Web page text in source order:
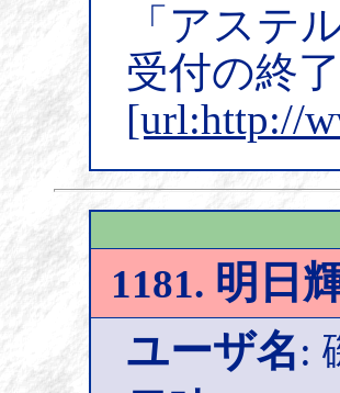
「アステ
受付の終
[url:http://
1181. 明日
ユーザ名: